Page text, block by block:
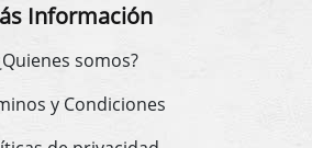
Información
somos?
y Condiciones